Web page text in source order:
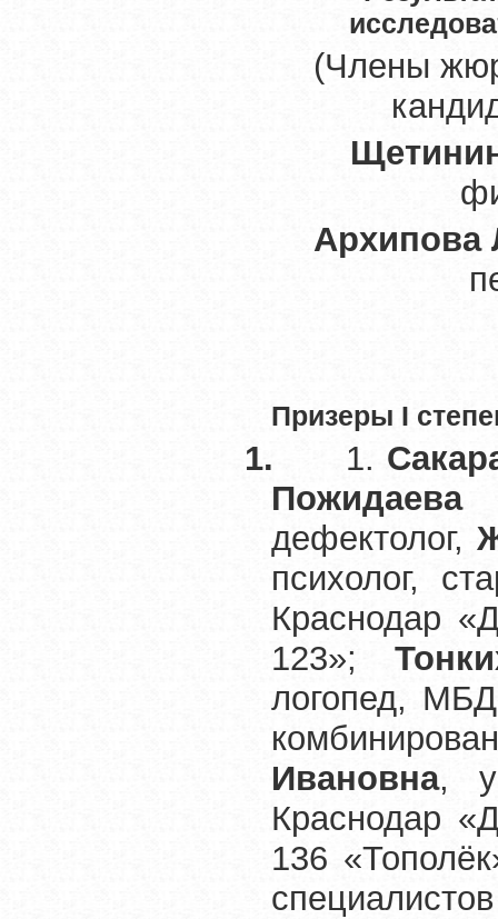
(Члены
Архипова
Призеры I
1. 1.
Пожидаева
дефектолог,
психолог,
Краснодар
123»;
логопед,
Ивановна,
Краснодар
136